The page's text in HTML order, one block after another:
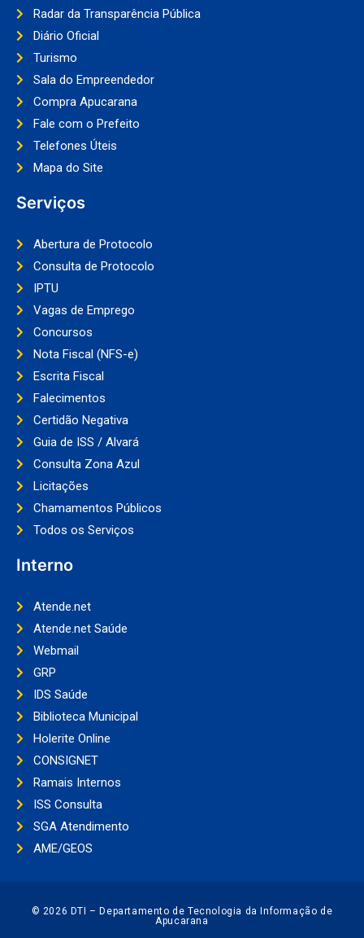
Radar da Transparência Pública
Diário Oficial
Turismo
Sala do Empreendedor
Compra Apucarana
Fale com o Prefeito
Telefones Úteis
Mapa do Site
Serviços
Abertura de Protocolo
Consulta de Protocolo
IPTU
Vagas de Emprego
Concursos
Nota Fiscal (NFS-e)
Escrita Fiscal
Falecimentos
Certidão Negativa
Guia de ISS / Alvará
Consulta Zona Azul
Licitações
Chamamentos Públicos
Todos os Serviços
Interno
Atende.net
Atende.net Saúde
Webmail
GRP
IDS Saúde
Biblioteca Municipal
Holerite Online
CONSIGNET
Ramais Internos
ISS Consulta
SGA Atendimento
AME/GEOS
© 2026 DTI – Departamento de Tecnologia da Informação de
Apucarana